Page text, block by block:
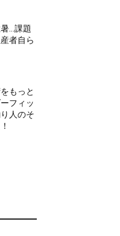
…課題
者自ら
もっと
フィッ
人のそ